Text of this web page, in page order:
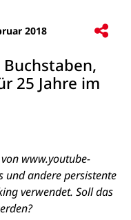
2018
25 Jahre im
www.youtube-
und andere persistente
verwendet. Soll das